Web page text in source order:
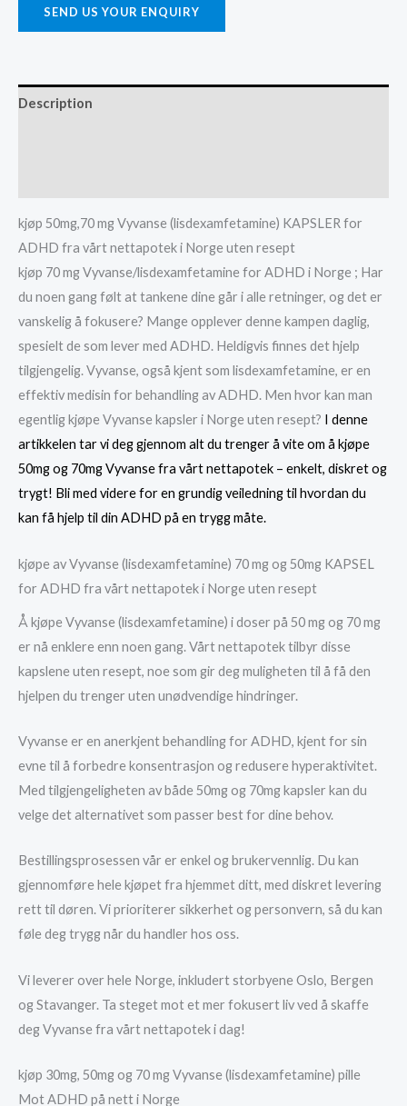
SEND US YOUR ENQUIRY
Description
kjøp 50mg,70 mg Vyvanse (lisdexamfetamine) KAPSLER for
ADHD fra vårt nettapotek i Norge uten resept
kjøp 70 mg Vyvanse/lisdexamfetamine for ADHD i Norge ; Har
du noen gang følt at tankene dine går i alle retninger, og det er
vanskelig å fokusere? Mange opplever denne kampen daglig,
spesielt de som lever med ADHD. Heldigvis finnes det hjelp
tilgjengelig. Vyvanse, også kjent som lisdexamfetamine, er en
effektiv medisin for behandling av ADHD. Men hvor kan man
egentlig kjøpe Vyvanse kapsler i Norge uten resept? I denne
artikkelen tar vi deg gjennom alt du trenger å vite om å kjøpe
50mg og 70mg Vyvanse fra vårt nettapotek – enkelt, diskret og
trygt! Bli med videre for en grundig veiledning til hvordan du
kan få hjelp til din ADHD på en trygg måte.
kjøpe av Vyvanse (lisdexamfetamine) 70 mg og 50mg KAPSEL
for ADHD fra vårt nettapotek i Norge uten resept
Å kjøpe Vyvanse (lisdexamfetamine) i doser på 50 mg og 70 mg
er nå enklere enn noen gang. Vårt nettapotek tilbyr disse
kapslene uten resept, noe som gir deg muligheten til å få den
hjelpen du trenger uten unødvendige hindringer.
Vyvanse er en anerkjent behandling for ADHD, kjent for sin
evne til å forbedre konsentrasjon og redusere hyperaktivitet.
Med tilgjengeligheten av både 50mg og 70mg kapsler kan du
velge det alternativet som passer best for dine behov.
Bestillingsprosessen vår er enkel og brukervennlig. Du kan
gjennomføre hele kjøpet fra hjemmet ditt, med diskret levering
rett til døren. Vi prioriterer sikkerhet og personvern, så du kan
føle deg trygg når du handler hos oss.
Vi leverer over hele Norge, inkludert storbyene Oslo, Bergen
og Stavanger. Ta steget mot et mer fokusert liv ved å skaffe
deg Vyvanse fra vårt nettapotek i dag!
kjøp 30mg, 50mg og 70 mg Vyvanse (lisdexamfetamine) pille
Mot ADHD på nett i Norge